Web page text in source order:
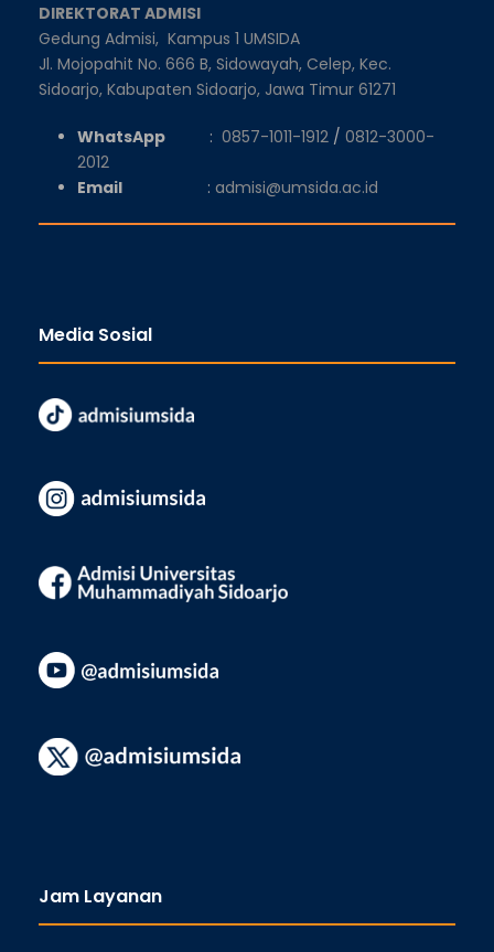
DIREKTORAT ADMISI
Gedung Admisi, Kampus 1 UMSIDA
Jl. Mojopahit No. 666 B, Sidowayah, Celep, Kec.
Sidoarjo, Kabupaten Sidoarjo, Jawa Timur 61271
WhatsApp : 0857-1011-1912 / 0812-3000-
2012
Email
: admisi@umsida.ac.id
Media Sosial
Jam Layanan